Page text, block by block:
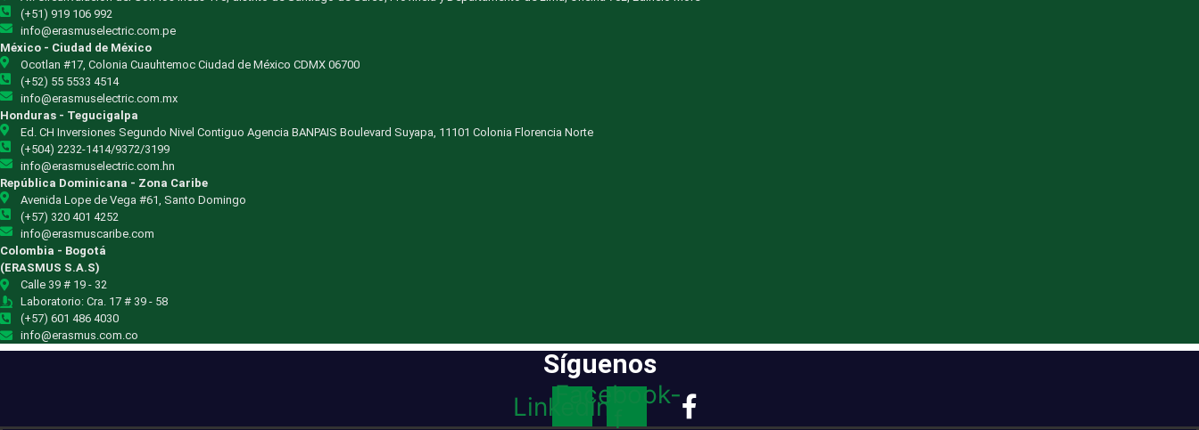
(+51) 919 106 992
info@erasmuselectric.com.pe
México - Ciudad de México
Ocotlan #17, Colonia Cuauhtemoc Ciudad de México CDMX 06700
(+52) 55 5533 4514
info@erasmuselectric.com.mx
Honduras - Tegucigalpa
Ed. CH Inversiones Segundo Nivel Contiguo Agencia BANPAIS Boulevard Suyapa, 11101 Colonia Florencia Norte
(+504) 2232-1414/9372/3199
info@erasmuselectric.com.hn
República Dominicana - Zona Caribe
Avenida Lope de Vega #61, Santo Domingo
(+57) 320 401 4252
info@erasmuscaribe.com
Colombia - Bogotá
(ERASMUS S.A.S)
Calle 39 # 19 - 32
Laboratorio: Cra. 17 # 39 - 58
(+57) 601 486 4030
info@erasmus.com.co
Síguenos
Linkedin
Facebook-
f